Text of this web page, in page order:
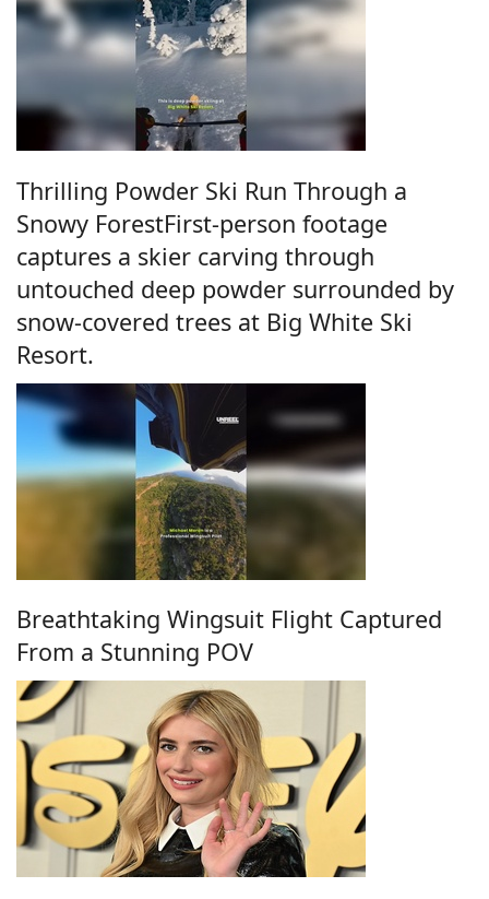
Thrilling Powder Ski Run Through a
Snowy ForestFirst-person footage
captures a skier carving through
untouched deep powder surrounded by
snow-covered trees at Big White Ski
Resort.
Breathtaking Wingsuit Flight Captured
From a Stunning POV